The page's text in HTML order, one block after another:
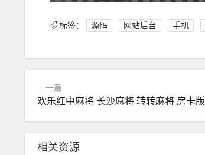
标签： 源码 网站后台 手机
上一篇
相关资源